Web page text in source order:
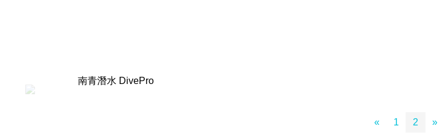
南青潛水 DivePro
« 1 2 »